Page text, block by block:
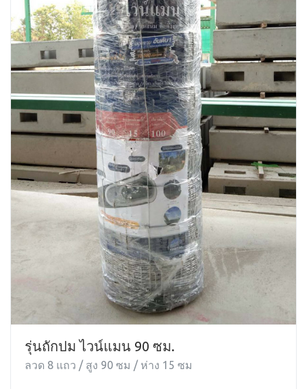
รุ่นถักปม ไวน์แมน 90 ซม.
ลวด 8 แถว / สูง 90 ซม / ห่าง 15 ซม